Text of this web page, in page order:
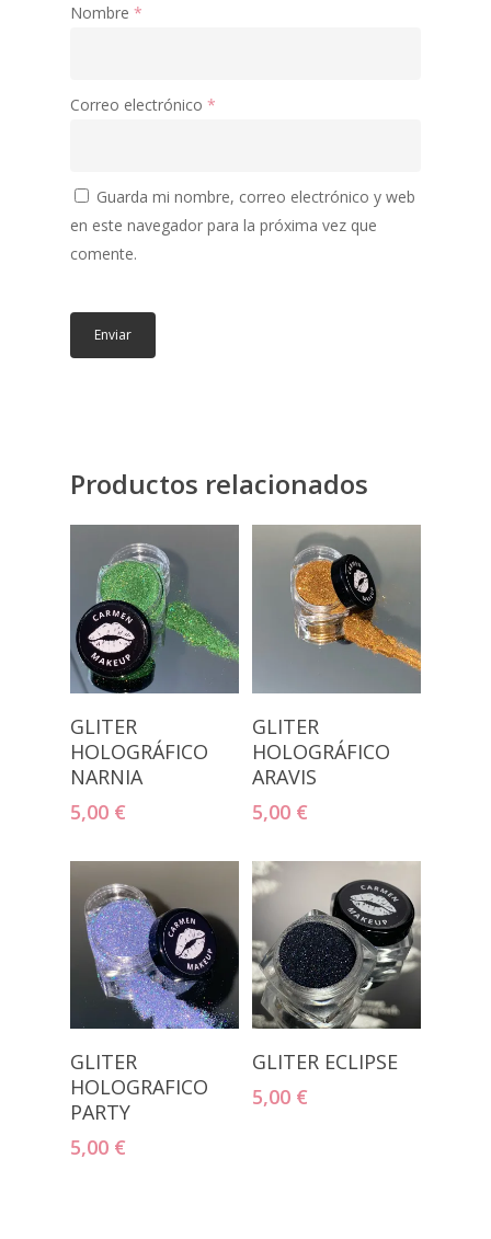
Nombre *
Correo electrónico *
Guarda mi nombre, correo electrónico y web
en este navegador para la próxima vez que
comente.
Productos relacionados
Carrito
GLITER
HOLOGRÁFICO
NARNIA
5,00 €
Carrito
GLITER
HOLOGRÁFICO
ARAVIS
5,00 €
Añadir Al
Carrito
GLITER
HOLOGRAFICO
PARTY
5,00 €
Añadir Al
GLITER ECLIPSE
5,00 €